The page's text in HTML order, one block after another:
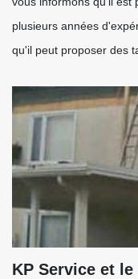
plusieurs années
qu'il peut proposer des
KP Service et